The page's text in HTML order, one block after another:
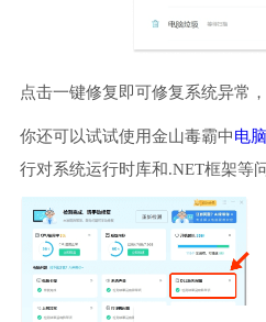
点击一键修复即可修复系统异常
你还可以试试使用金山毒霸中电
行对系统运行时库和.NET框架等